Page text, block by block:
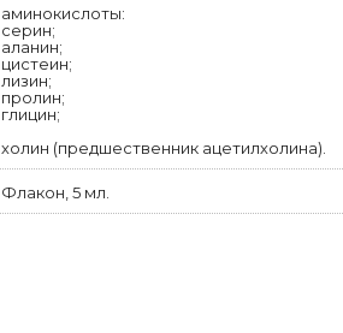
аминокислоты:
серин;
аланин;
цистеин;
лизин;
пролин;
глицин;
холин (предшественник ацетилхолина).
Флакон, 5 мл.